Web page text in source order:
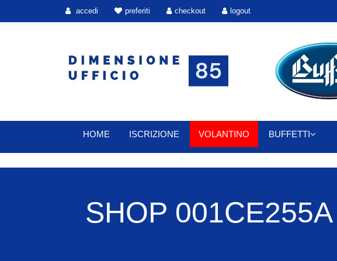
accedi preferiti checkout logout
HOME ISCRIZIONE VOLANTINO BUFFETTI
SHOP